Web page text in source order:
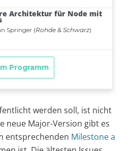
werden soll, ist nicht
neue Major-Version gibt es
entsprechenden Milestone a